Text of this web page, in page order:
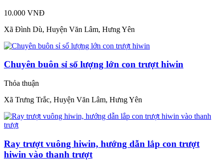
10.000 VNĐ
Xã Đình Dù, Huyện Văn Lâm, Hưng Yên
Chuyên buôn sỉ số lượng lớn con trượt hiwin
Thỏa thuận
Xã Trưng Trắc, Huyện Văn Lâm, Hưng Yên
Ray trượt vuông hiwin, hướng dẫn lắp con trượt
hiwin vào thanh trượt